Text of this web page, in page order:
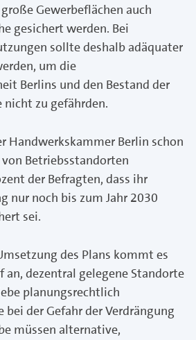
Gewerbeflächen auch
gesichert werden. Bei
sollte deshalb adäquater
um die
Berlins und den Bestand der
zu gefährden.
Handwerkskammer Berlin schon
Betriebsstandorten
der Befragten, dass ihr
nur noch bis zum Jahr 2030
sei.
des Plans kommt es
an, dezentral gelegene Standorte
planungsrechtlich
bei der Gefahr der Verdrängung
müssen alternative,